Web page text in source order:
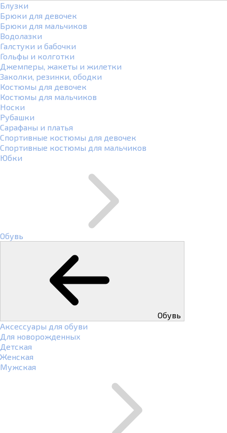
Блузки
Брюки для девочек
Брюки для мальчиков
Водолазки
Галстуки и бабочки
Гольфы и колготки
Джемперы, жакеты и жилетки
Заколки, резинки, ободки
Костюмы для девочек
Костюмы для мальчиков
Носки
Рубашки
Сарафаны и платья
Спортивные костюмы для девочек
Спортивные костюмы для мальчиков
Юбки
Обувь
Обувь
Аксессуары для обуви
Для новорожденных
Детская
Женская
Мужская